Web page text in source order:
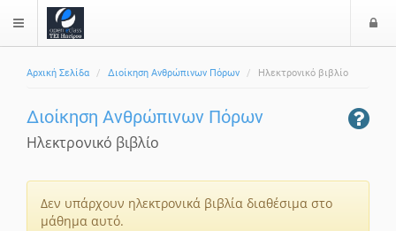
$langMenu
Αρχική Σελίδα Διοίκηση Ανθρώπινων Πόρων Ηλεκτρονικό βιβλίο
Διοίκηση Ανθρώπινων Πόρων
Ηλεκτρονικό βιβλίο
Δεν υπάρχουν ηλεκτρονικά βιβλία διαθέσιμα στο
μάθημα αυτό.